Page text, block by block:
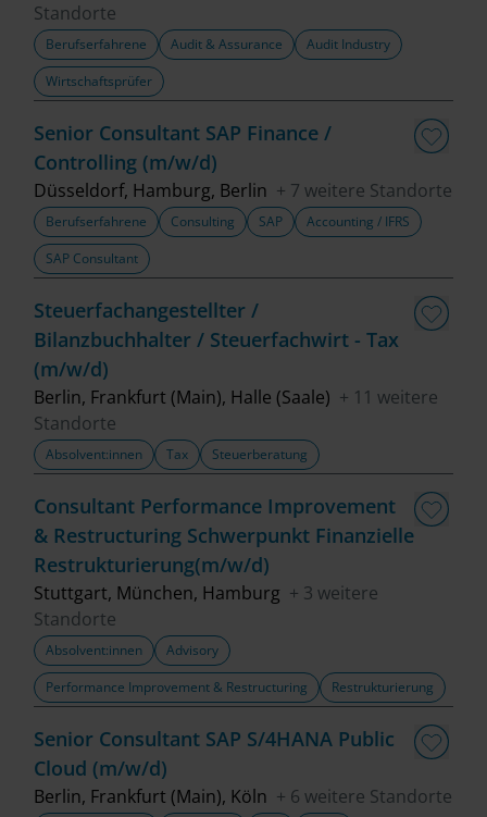
Standorte
Berufserfahrene Audit & Assurance
Audit Industry
Wirtschaftsprüfer
Senior Consultant SAP Finance /
Controlling (m/w/d)
Düsseldorf, Hamburg, Berlin + 7 weitere Standorte
Berufserfahrene Consulting SAP
Accounting / IFRS
SAP Consultant
Steuerfachangestellter /
Bilanzbuchhalter / Steuerfachwirt - Tax
(m/w/d)
Berlin, Frankfurt (Main), Halle (Saale) + 11 weitere
Standorte
Absolvent:innen Tax Steuerberatung
Consultant Performance Improvement
& Restructuring Schwerpunkt Finanzielle
Restrukturierung(m/w/d)
Stuttgart, München, Hamburg + 3 weitere
Standorte
Absolvent:innen
Advisory
Performance Improvement & Restructuring
Restrukturierung
Senior Consultant SAP S/4HANA Public
Cloud (m/w/d)
Berlin, Frankfurt (Main), Köln + 6 weitere Standorte